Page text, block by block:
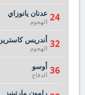
24 عدنان يانوزاي
الهجوم
32 أندريس
الهجوم
36 أوسو
الدفاع
رامون مارتينيز